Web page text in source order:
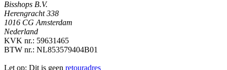
Bisshops B.V.
Herengracht 338
1016 CG Amsterdam
Nederland
KVK nr.: 59631465
BTW nr.: NL853579404B01
Let op: Dit is geen retouradres